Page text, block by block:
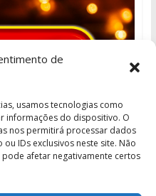
de
usamos tecnologias como
informações do dispositivo. O
nos permitirá processar dados
IDs exclusivos neste site. Não
afetar negativamente certos